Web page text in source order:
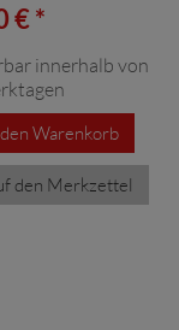
€ *
innerhalb von
Warenkorb
den Merkzettel